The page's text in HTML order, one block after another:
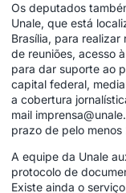
Os deputados
Unale, que está
Brasília, para realizar
de reuniões, acesso
para dar suporte ao
capital federal,
a cobertura
mail
prazo de pelo
A equipe da Unale
protocolo de
Existe ainda o